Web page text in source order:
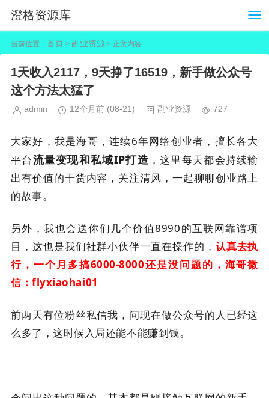
澄格资源库
当前位置： 首页 > 副业资源 > 正文内容
1天收入2117，9天挣了16519，新手做公众号
这个方法太猛了
admin 12个月前 (08-21) 副业资源 727
大家好，我是海哥，连续6年网络创业者，擅长各大
平台流量变现和私域IP打造 ，这里每天都会持续输
出有价值的干货内容，关注清风，一起聊聊创业路上
的故事。
另外，我也会送你们几个价值8990的互联网靠谱项
目，这也是我们社群小伙伴一直在操作的， 认真去执
行，一个月多搞6000-8000还是没问题的，海哥微
信：flyxiaohai01
前两天有位粉丝私信我，问现在做公众号的人已经这
么多了，这时候入局还能不能赚到钱。